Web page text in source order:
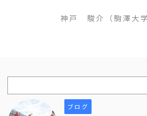
神戸 駿介（駒澤大学
ブログ